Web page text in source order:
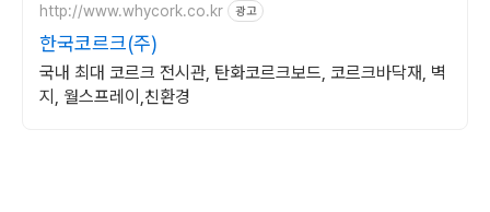
http://www.whycork.co.kr 광고
한국코르크(주)
국내 최대 코르크 전시관, 탄화코르크보드, 코르크바닥재, 벽
지, 월스프레이,친환경